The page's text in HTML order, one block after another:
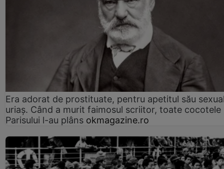
Era adorat de prostituate, pentru apetitul său
uriaș. Când a murit faimosul scriitor, toate cocotele
Parisului l-au plâns okmagazine.ro